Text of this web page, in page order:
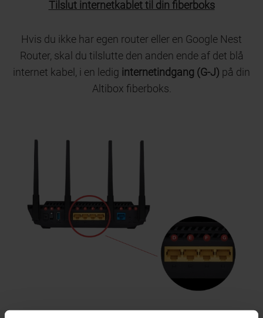
Tilslut internetkablet til din fiberboks
Hvis du ikke har egen router eller en Google Nest
Router, skal du tilslutte den anden ende af det blå
internet kabel, i en ledig internetindgang (G-J) på din
Altibox fiberboks.